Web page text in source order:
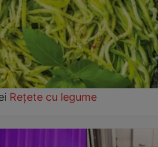
Rețete cu legume